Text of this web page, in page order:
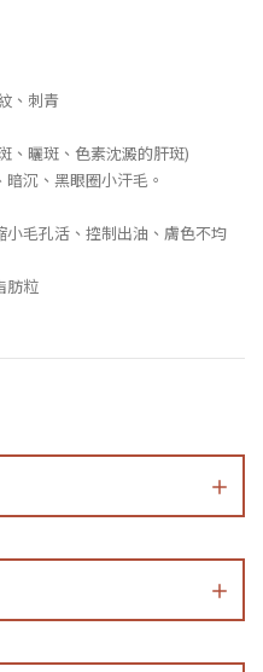
、刺青
、曬斑、色素沈澱的肝斑)
沉、黑眼圈小汗毛。
小毛孔活、控制出油、膚色不均
肪粒